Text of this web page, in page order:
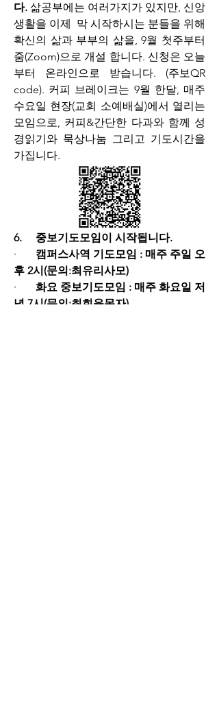
다. 삶공부에는 여러가지가 있지만, 신앙
생활을 이제  막 시작하시는 분들을 위해
확신의 삶과 부부의 삶을, 9월 첫주부터
줌(Zoom)으로 개설 합니다. 신청은 오늘
부터 온라인으로 받습니다. (주보QR
code). 커피 브레이크는 9월 한달, 매주
수요일 현장(교회 소예배실)에서 열리는
모임으로, 커피&간단한 다과와 함께 성
경읽기와 묵상나눔 그리고 기도시간을
가집니다.
6.     중보기도모임이 시작됩니다.
· 캠퍼스사역 기도모임 : 매주 주일 오
후 2시(문의:최유리사모)
· 화요 중보기도모임 : 매주 화요일 저
녁 7시(문의:최희윤목자)